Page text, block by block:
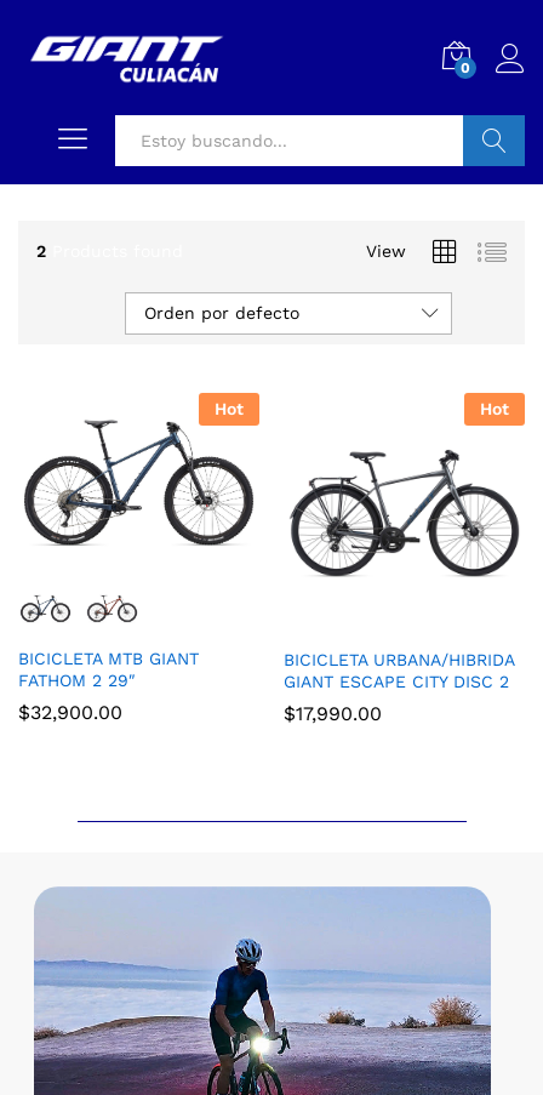
0
2 View
Orden por defecto
Hot
BICICLETA MTB GIANT
FATHOM 2 29″
$32,900.00
Hot
BICICLETA URBANA/HIBRIDA
GIANT ESCAPE CITY DISC 2
$17,990.00